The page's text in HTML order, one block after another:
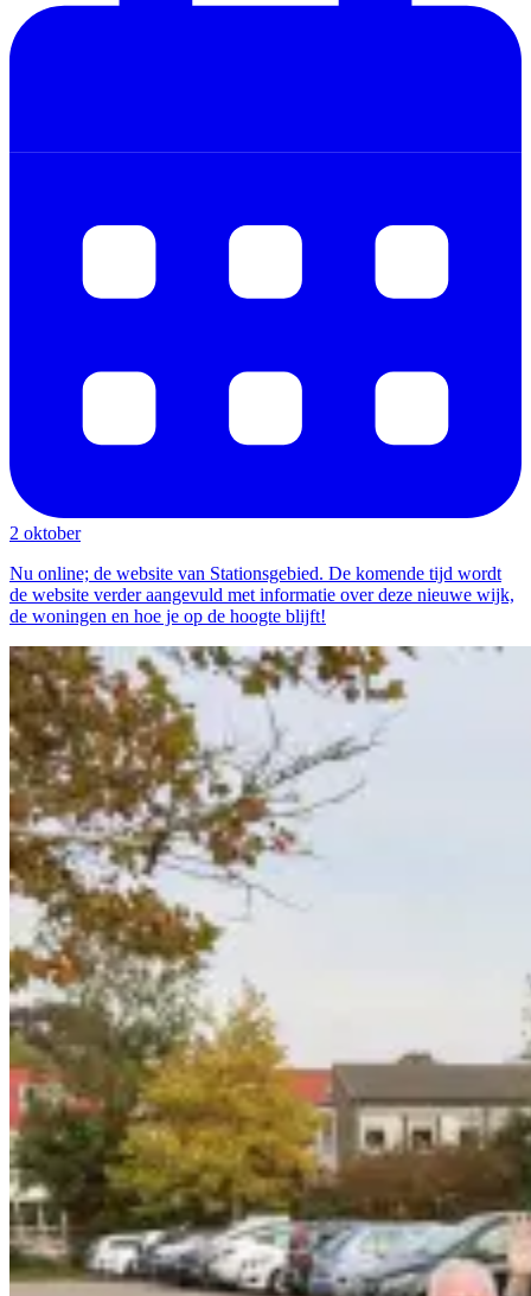
2 oktober
Nu online; de website van Stationsgebied. De komende tijd wordt
de website verder aangevuld met informatie over deze nieuwe wijk,
de woningen en hoe je op de hoogte blijft!